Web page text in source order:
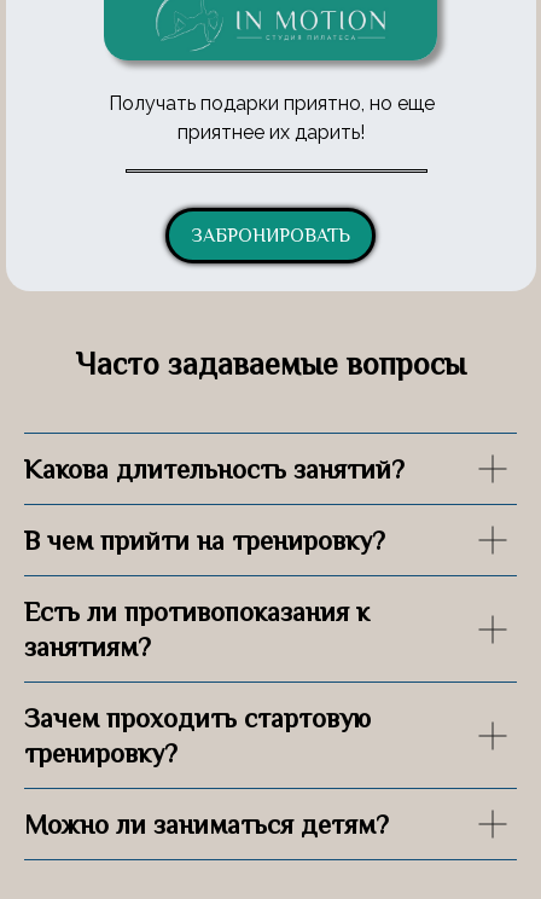
Получать подарки приятно, но еще
приятнее их дарить!
ЗАБРОНИРОВАТЬ
Часто задаваемые вопросы
Какова длительность занятий?
В чем прийти на тренировку?
Есть ли противопоказания к
занятиям?
Зачем проходить стартовую
тренировку?
Можно ли заниматься детям?